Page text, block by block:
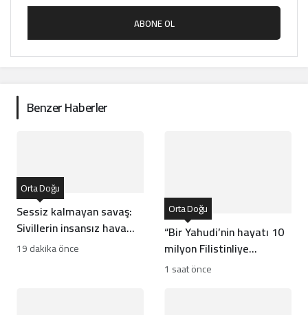
ABONE OL
Benzer Haberler
Sessiz kalmayan savaş:
Sivillerin insansız hava
araçları altındaki yaşamı
Orta Doğu
19 dakika önce
“Bir Yahudi’nin hayatı 10
milyon Filistinliye
bedeldir”: Yerleşimci
Orta Doğu
1 saat önce